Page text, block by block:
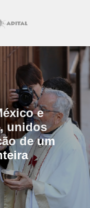
e
unidos
de um